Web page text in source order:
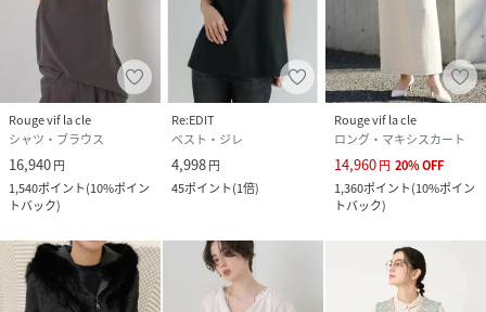
レディース
原産国 ベトナム
素材 ポリエステル100%
サイズ
クリーニング 手洗い可
品番
RX9472_31520010017
31520010017-83-3B RX9472
Rouge vif la cle
シャツ・ブラウス
16,940円
1,540ポイント(10%ポイン
トバック)
Re:EDIT
ベスト・ジレ
4,998円
45ポイント(1倍)
Rouge vif la cle
ロング・マキシスカート
14,960円 20%OFF
1,360ポイント(10%ポイン
トバック)